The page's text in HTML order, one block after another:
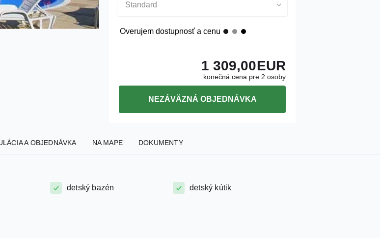
Standard
Overujem dostupnosť a cenu
konečná cena pre 2 osoby
1 309,00EUR
NEZÁVÄZNÁ OBJEDNÁVKA
A OBJEDNÁVKA NA MAPE DOKUMENTY
detský bazén detský kútik